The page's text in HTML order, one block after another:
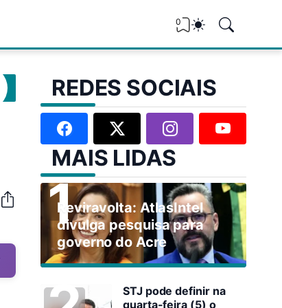
0
REDES SOCIAIS
MAIS LIDAS
Reviravolta: AtlasIntel
divulga pesquisa para
governo do Acre
STJ pode definir na
quarta-feira (5) o